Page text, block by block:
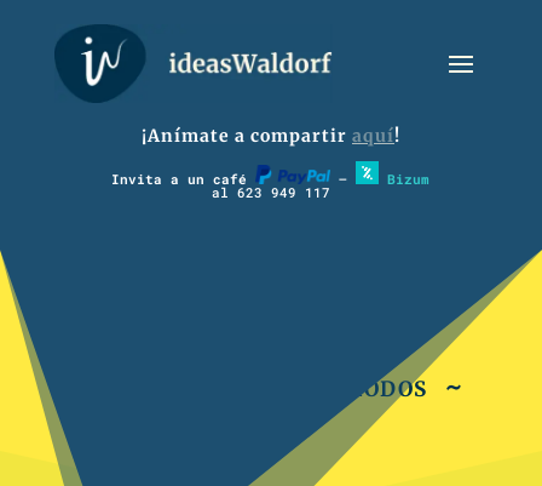
¡Anímate a compartir aquí!
Invita a un café – Bizum
al 623 949 117
~ 4º Música de Periodos ~